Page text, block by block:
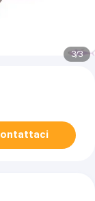
3/3